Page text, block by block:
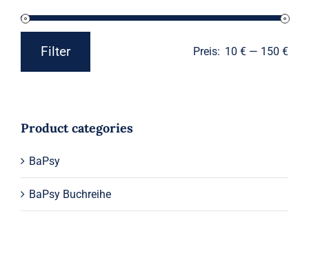
Max.
Filter Preis: 10 € — 150 €
Product categories
BaPsy
BaPsy Buchreihe